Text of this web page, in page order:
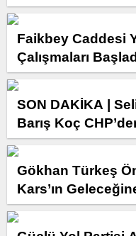
Faikbey Caddesi
Çalışmaları
SON DAKİKA |
Barış Koç
Gökhan Türkeş
Kars’ın
Yatırımdır”